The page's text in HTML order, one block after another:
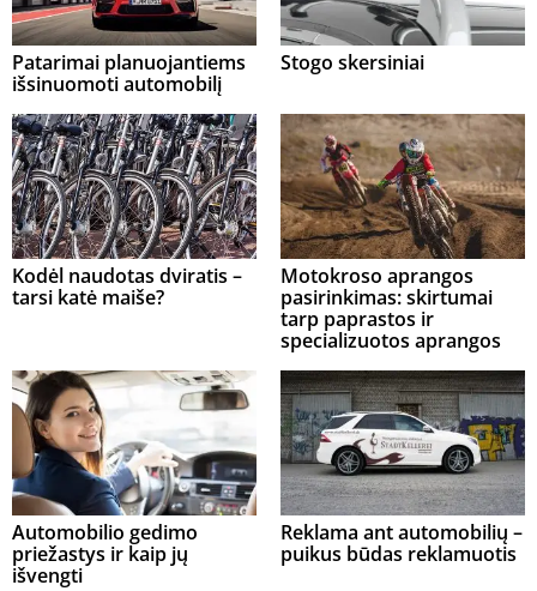
Patarimai planuojantiems
išsinuomoti automobilį
Stogo skersiniai
Kodėl naudotas dviratis –
tarsi katė maiše?
Motokroso aprangos
pasirinkimas: skirtumai
tarp paprastos ir
specializuotos aprangos
Automobilio gedimo
priežastys ir kaip jų
išvengti
Reklama ant automobilių –
puikus būdas reklamuotis